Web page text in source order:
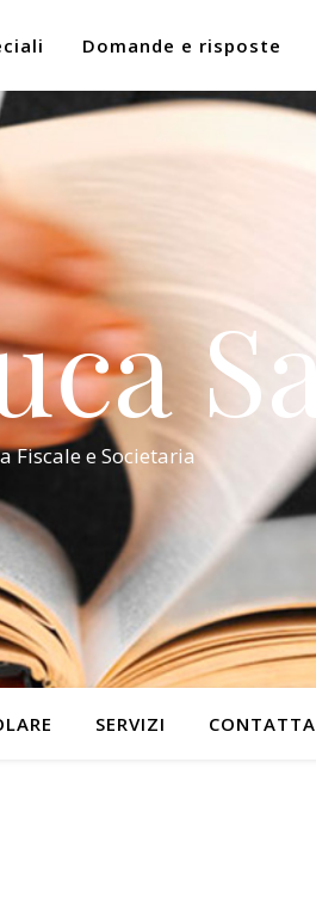
Domande e risposte
Fiscale e Societaria
SERVIZI